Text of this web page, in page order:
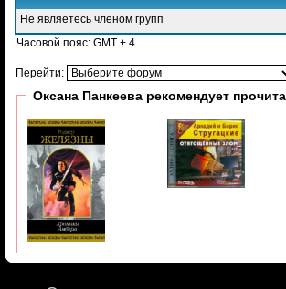
Не являетесь членом групп
Часовой пояс: GMT + 4
Перейти:
Оксана Панкеева рекомендует